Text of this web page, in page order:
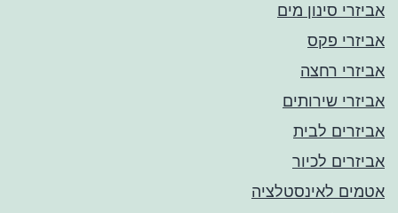
אביזרי סינון מים
אביזרי פקס
אביזרי רחצה
אביזרי שירותים
אביזרים לבית
אביזרים לכיור
אטמים לאינסטלציה